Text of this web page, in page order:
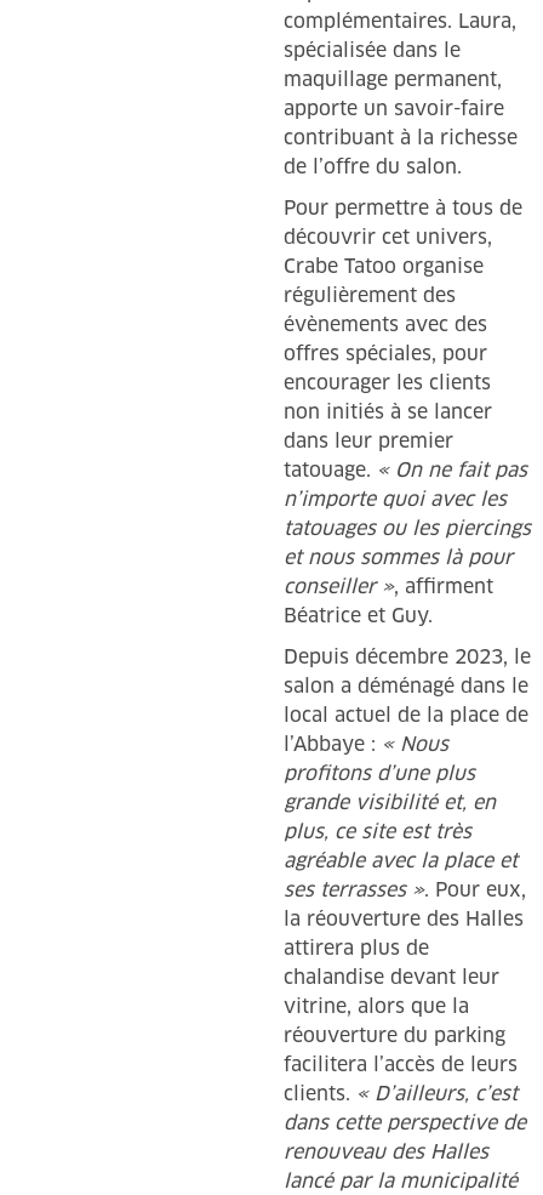
complémentaires. Laura,
spécialisée dans le
maquillage permanent,
apporte un savoir-faire
contribuant à la richesse
de l’offre du salon.
Pour permettre à tous de
découvrir cet univers,
Crabe Tatoo organise
régulièrement des
évènements avec des
offres spéciales, pour
encourager les clients
non initiés à se lancer
dans leur premier
tatouage. « On ne fait pas
n’importe quoi avec les
tatouages ou les piercings
et nous sommes là pour
conseiller », affirment
Béatrice et Guy.
Depuis décembre 2023, le
salon a déménagé dans le
local actuel de la place de
l’Abbaye : « Nous
profitons d’une plus
grande visibilité et, en
plus, ce site est très
agréable avec la place et
ses terrasses ». Pour eux,
la réouverture des Halles
attirera plus de
chalandise devant leur
vitrine, alors que la
réouverture du parking
facilitera l’accès de leurs
clients. « D’ailleurs, c’est
dans cette perspective de
renouveau des Halles
lancé par la municipalité